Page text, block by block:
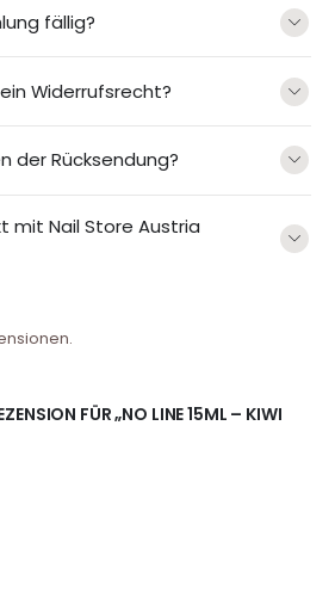
fällig?
Widerrufsrecht?
der Rücksendung?
mit Nail Store Austria
FÜR „NO LINE 15ML – KIWI